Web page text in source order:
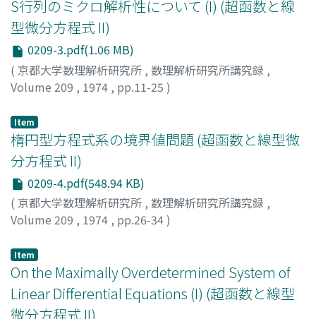
S行列のミクロ解析性について (I) (超函数と線
型微分方程式 II)
0209-3.pdf(1.06 MB)
( 京都大学数理解析研究所 , 数理解析研究所講究録 ,
Volume 209 , 1974 , pp.11-25 )
Item
楕円型方程式系の境界値問題 (超函数と線型微
分方程式 II)
0209-4.pdf(548.94 KB)
( 京都大学数理解析研究所 , 数理解析研究所講究録 ,
Volume 209 , 1974 , pp.26-34)
TAKAHIRO
Item
On the Maximally Overdetermined System of
Linear Differential Equations (I) (超函数と線型
微分方程式 II)